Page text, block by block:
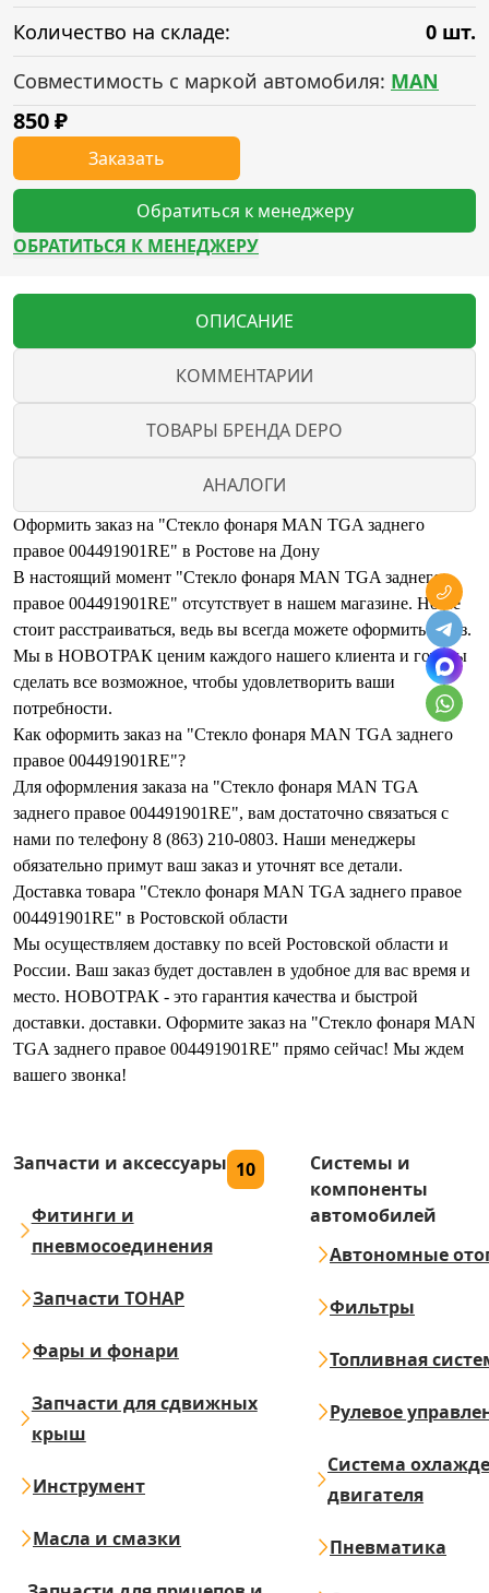
Количество на складе:
0 шт.
Совместимость с маркой автомобиля: MAN
850₽
Заказать
Обратиться к менеджеру
ОБРАТИТЬСЯ К МЕНЕДЖЕРУ
ОПИСАНИЕ
КОММЕНТАРИИ
ТОВАРЫ БРЕНДА DEPO
АНАЛОГИ
Оформить заказ на "Стекло фонаря MAN TGA заднего
правое 004491901RE" в Ростове на Дону
В настоящий момент "Стекло фонаря MAN TGA заднего
правое 004491901RE" отсутствует в нашем магазине. Но не
стоит расстраиваться, ведь вы всегда можете оформить заказ.
Мы в НОВОТРАК ценим каждого нашего клиента и готовы
сделать все возможное, чтобы удовлетворить ваши
потребности.
Как оформить заказ на "Стекло фонаря MAN TGA заднего
правое 004491901RE"?
Для оформления заказа на "Стекло фонаря MAN TGA
заднего правое 004491901RE", вам достаточно связаться с
нами по телефону 8 (863) 210-0803. Наши менеджеры
обязательно примут ваш заказ и уточнят все детали.
Доставка товара "Стекло фонаря MAN TGA заднего правое
004491901RE" в Ростовской области
Мы осуществляем доставку по всей Ростовской области и
России. Ваш заказ будет доставлен в удобное для вас время и
место. НОВОТРАК - это гарантия качества и быстрой
доставки. доставки. Оформите заказ на "Стекло фонаря MAN
TGA заднего правое 004491901RE" прямо сейчас! Мы ждем
вашего звонка!
Запчасти и аксессуары 10
Фитинги и
пневмосоединения
Запчасти ТОНАР
Фары и фонари
Запчасти для сдвижных
крыш
Инструмент
Масла и смазки
Системы и
компоненты
автомобилей
Автономные
Фильтры
Топливная
Рулевое
Система
двигателя
Пневматика